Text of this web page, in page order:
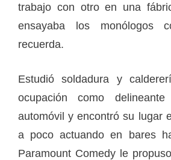
trabajo con otro en una
ensayaba los monólogos
recuerda.
Estudió soldadura y
ocupación como
automóvil y encontró su lugar
a poco actuando en bares
Paramount Comedy le